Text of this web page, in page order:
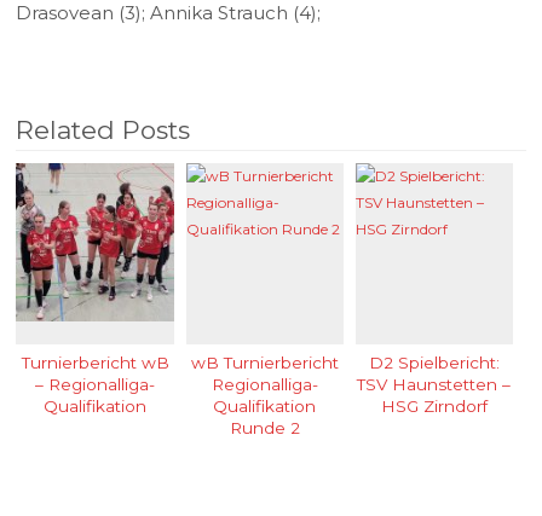
Drasovean (3); Annika Strauch (4);
Related Posts
Turnierbericht wB
– Regionalliga-
Qualifikation
wB Turnierbericht
Regionalliga-
Qualifikation
Runde 2
D2 Spielbericht:
TSV Haunstetten –
HSG Zirndorf